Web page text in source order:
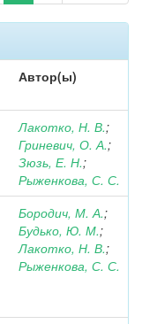
Автор(ы)
Лакотко, Н. В.;
Гриневич, О. А.;
Зюзь, Е. Н.;
Рыженкова, С. С.
Бородич, М. А.;
Будько, Ю. М.;
Лакотко, Н. В.;
Рыженкова, С. С.